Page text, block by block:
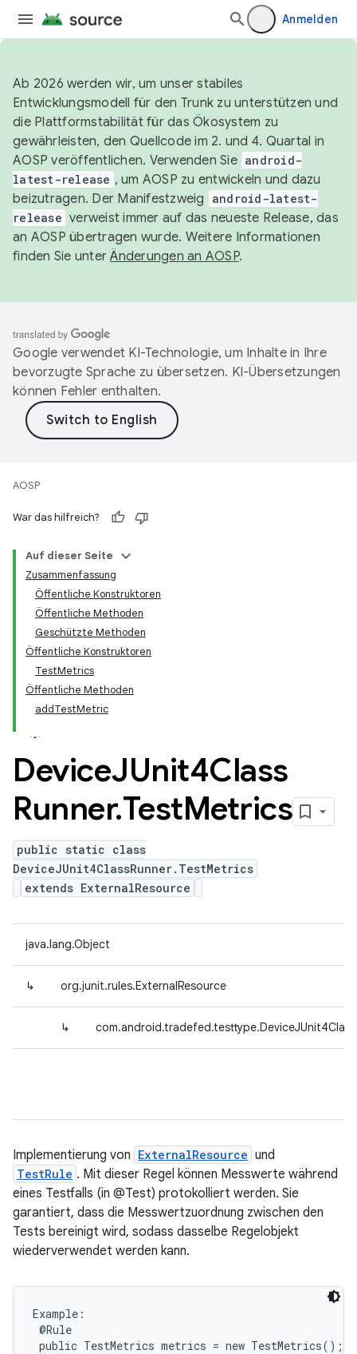
Anmelden
Ab 2026 werden wir, um unser stabiles
Entwicklungsmodell für den Trunk zu unterstützen und
die Plattformstabilität für das Ökosystem zu
gewährleisten, den Quellcode im 2. und 4. Quartal in
AOSP veröffentlichen. Verwenden Sie android-
latest-release , um AOSP zu entwickeln und dazu
beizutragen. Der Manifestzweig
android-latest-
release verweist immer auf das neueste Release, das
an AOSP übertragen wurde. Weitere Informationen
finden Sie unterÄnderungen an AOSP.
Google verwendet KI-Technologie, um Inhalte in Ihre
bevorzugte Sprache zu übersetzen. KI-Übersetzungen
können Fehler enthalten.
AOSP
War das hilfreich?
Auf dieser Seite
Zusammenfassung
Öffentliche Konstruktoren
Öffentliche Methoden
Geschützte Methoden
Öffentliche Konstruktoren
TestMetrics
Öffentliche Methoden
addTestMetric
DeviceJUnit4Class
Runner.TestMetrics
public static class
DeviceJUnit4ClassRunner.TestMetrics
extends ExternalResource
java.lang.Object
↳ org.junit.rules.ExternalResource
↳
Implementierung von ExternalResource und
TestRule . Mit dieser Regel können Messwerte während
eines Testfalls (in @Test) protokolliert werden. Sie
garantiert, dass die Messwertzuordnung zwischen den
Tests bereinigt wird, sodass dasselbe Regelobjekt
wiederverwendet werden kann.
Example:
@Rule
public TestMetrics metrics = new TestMetrics();